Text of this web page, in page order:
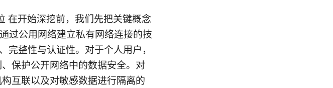
在开始深挖前，我们先把关键概念
过公用网络建立私有网络连接的技
完整性与认证性。对于个人用户，
保护公开网络中的数据安全。对
互联以及对敏感数据进行隔离的